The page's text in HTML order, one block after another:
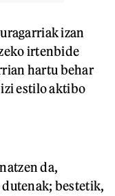
izan
irtenbide
hartu behar
estilo aktibo
da,
bestetik,